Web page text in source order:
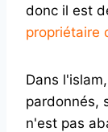
donc il est
propriétaire
Dans
pardonnés,
n'est pas